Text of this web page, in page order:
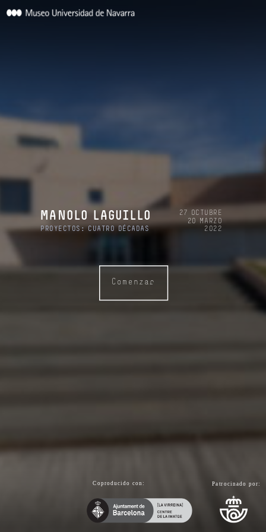
Patrocinado por:
Coproducido con:
27 OCTUBRE
20 MARZO
2022
MANOLO LAGUILLO
PROYECTOS: CUATRO DÉCADAS
Comenzar